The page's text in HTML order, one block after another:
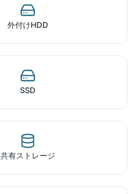
外付けHDD
SSD
共有ストレージ